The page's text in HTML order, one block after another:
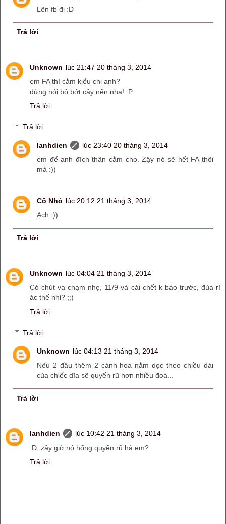
Lên fb đi :D
Trả lời
Unknown lúc 21:47 20 tháng 3, 2014
em FA thì cắm kiểu chi anh?
đừng nói bỏ bớt cây nến nha! :P
Trả lời
Trả lời
lanhdien
lúc 23:40 20 tháng 3, 2014
em để anh đích thân cắm cho. Zậy nó sẽ hết FA thôi
mà :))
Cô Nhỏ lúc 20:12 21 tháng 3, 2014
Ạch :))
Trả lời
Unknown lúc 04:04 21 tháng 3, 2014
Có chút va chạm nhẹ, 11/9 và cái chết k báo trước, đùa rì
ác thế nhỉ? ;;)
Trả lời
Trả lời
Unknown lúc 04:13 21 tháng 3, 2014
Nếu 2 đầu thêm 2 cành hoa nằm dọc theo chiều dài
của chiếc dĩa sẽ quyến rũ hơn nhiều đoá...
Trả lời
lanhdien
lúc 10:42 21 tháng 3, 2014
:D, zậy giờ nó hổng quyến rũ hả em?.
Trả lời